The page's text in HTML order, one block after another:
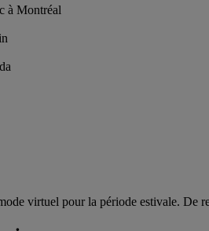
à Montréal
virtuel pour la période estivale. De